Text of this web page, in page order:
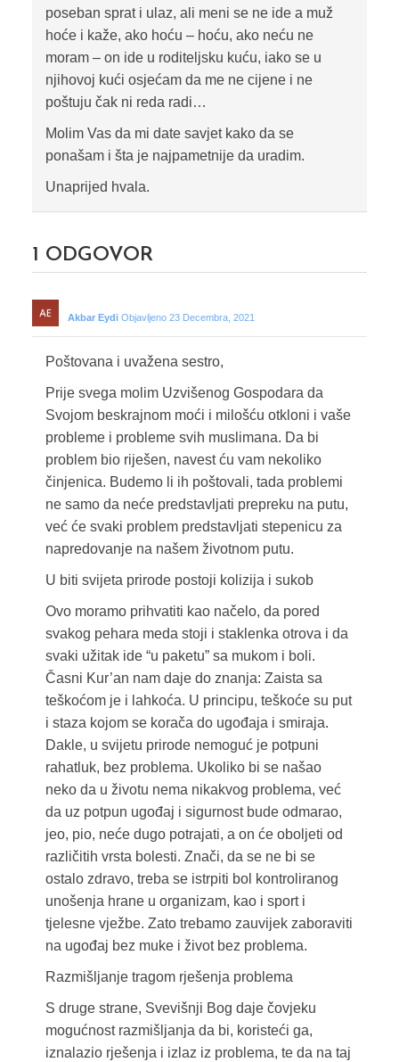
poseban sprat i ulaz, ali meni se ne ide a muž
hoće i kaže, ako hoću – hoću, ako neću ne
moram – on ide u roditeljsku kuću, iako se u
njihovoj kući osjećam da me ne cijene i ne
poštuju čak ni reda radi…
Molim Vas da mi date savjet kako da se
ponašam i šta je najpametnije da uradim.
Unaprijed hvala.
1 ODGOVOR
Akbar Eydi Objavljeno 23 Decembra, 2021
Poštovana i uvažena sestro,
Prije svega molim Uzvišenog Gospodara da
Svojom beskrajnom moći i milošću otkloni i vaše
probleme i probleme svih muslimana. Da bi
problem bio riješen, navest ću vam nekoliko
činjenica. Budemo li ih poštovali, tada problemi
ne samo da neće predstavljati prepreku na putu,
već će svaki problem predstavljati stepenicu za
napredovanje na našem životnom putu.
U biti svijeta prirode postoji kolizija i sukob
Ovo moramo prihvatiti kao načelo, da pored
svakog pehara meda stoji i staklenka otrova i da
svaki užitak ide “u paketu” sa mukom i boli.
Časni Kur’an nam daje do znanja: Zaista sa
teškoćom je i lahkoća. U principu, teškoće su put
i staza kojom se korača do ugođaja i smiraja.
Dakle, u svijetu prirode nemoguć je potpuni
rahatluk, bez problema. Ukoliko bi se našao
neko da u životu nema nikakvog problema, već
da uz potpun ugođaj i sigurnost bude odmarao,
jeo, pio, neće dugo potrajati, a on će oboljeti od
različitih vrsta bolesti. Znači, da se ne bi se
ostalo zdravo, treba se istrpiti bol kontroliranog
unošenja hrane u organizam, kao i sport i
tjelesne vježbe. Zato trebamo zauvijek zaboraviti
na ugođaj bez muke i život bez problema.
Razmišljanje tragom rješenja problema
S druge strane, Svevišnji Bog daje čovjeku
mogućnost razmišljanja da bi, koristeći ga,
iznalazio rješenja i izlaz iz problema, te da na taj